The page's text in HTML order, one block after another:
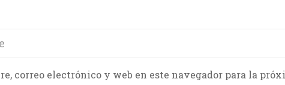
correo electrónico y web en este navegador para la